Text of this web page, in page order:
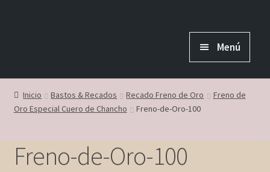
Menú
Inicio Bastos & Recados Recado Freno de Oro
Freno de
Oro Especial Cuero de Chancho
Freno-de-Oro-100
Freno-de-Oro-100